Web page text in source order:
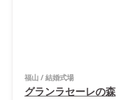
福山 /結婚式場
グランラセーレの森